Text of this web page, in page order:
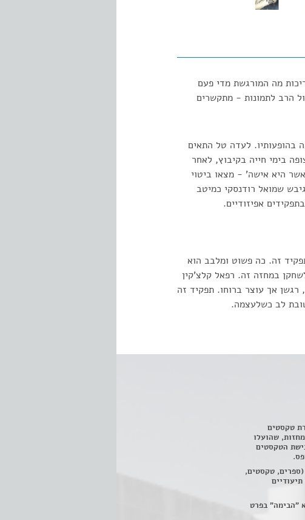
מה המורגשת מדי פעם
הרב לתמונות - מתקשרים
בהופעותיו. לעדה טל התאים
בימי חייה בקיבוץ, לאחר
היא אישה' - מצאו ביטוי
שמואל רודנסקי כמיטב
אפיזודיים.
זה. כה פשוט ומלבב הוא
במחזה זה. רפאל קלצ'קין
רגשן אך עוצר ברוחו. תפקיד זה
לב כשלעצמה.
טקסטים
ומונולוגים (מתוך למעלה מ – 3500 מחזות, שהועלו
הטקסטים
(ספרים, טקסטים,
"הבימה" בפרט